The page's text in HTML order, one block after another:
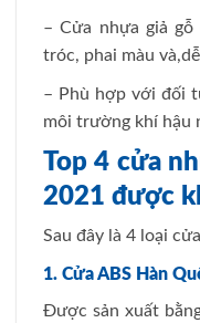
– Cửa nhựa giả
tróc, phai màu
– Phù hợp với đối
môi trường khí hậu
Top 4 cửa
2021 được
Sau đây là 4 loại
1. Cửa ABS Hàn
Được sản xuất